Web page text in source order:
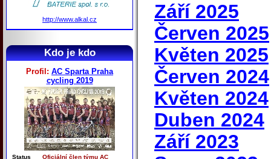
http://www.alkal.cz
Kdo je kdo
Profil: AC Sparta Praha
cycling 2019
Status
Oficiální člen týmu AC
Září 2025
Červen 2025
Květen 2025
Červen 2024
Květen 2024
Duben 2024
Září 2023